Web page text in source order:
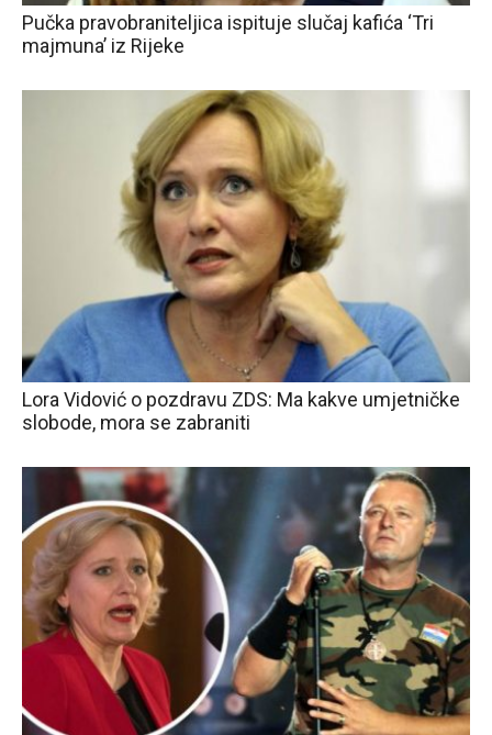
Pučka pravobraniteljica ispituje slučaj kafića ‘Tri
majmuna’ iz Rijeke
Lora Vidović o pozdravu ZDS: Ma kakve umjetničke
slobode, mora se zabraniti